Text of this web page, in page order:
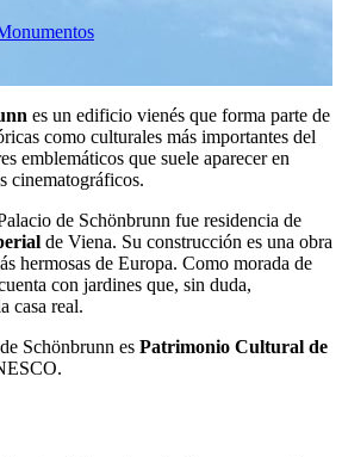
es un edificio vienés que forma parte de
como culturales más importantes del
emblemáticos que suele aparecer en
cinematográficos.
de Schönbrunn fue residencia de
de Viena. Su construcción es una obra
hermosas de Europa. Como morada de
con jardines que, sin duda,
casa real.
Schönbrunn es Patrimonio Cultural de